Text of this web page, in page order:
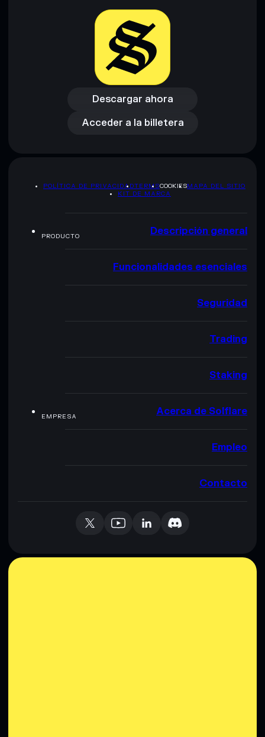
financiero. Investiga siempre por tu cuenta. Datos
proporcionados por rugcheck.xyz.
Descargar ahora
Descargar ahora
Acceder a la billetera
Acceder a la billetera
POLÍTICA DE PRIVACIDADTERMSCOOKIESMAPA DEL SITIO
KIT DE MARCA
PRODUCTO Descripción general
Funcionalidades esenciales
Seguridad
Trading
Staking
EMPRESA Acerca de Solflare
Empleo
Contacto